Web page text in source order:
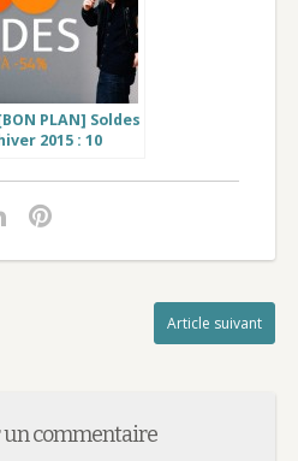
PLAN] Soldes
2015 : 10
pas cher
pour homme
Article suivant
un commentaire